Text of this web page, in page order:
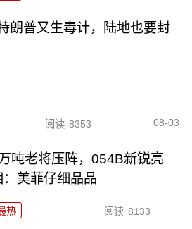
朗普又生毒计，陆地也要封
阅读 8353 08-03
吨老将压阵，054B新锐亮
：美菲仔细品品
热 阅读 8133